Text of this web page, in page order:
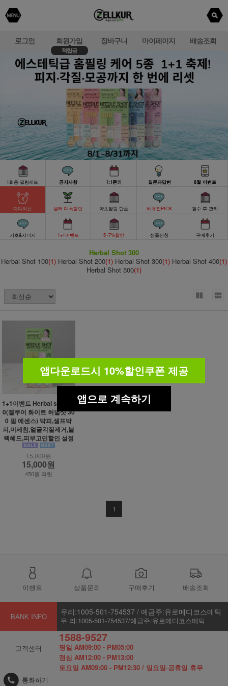
로그인 회원가입
적립금
장바구니 마이페이지 배송조회
1회용 필링세트 공지사항 1:1문의 질문과답변 8월 이벤트
다다익선 셀러 대폭할인 약초필링 단품 배유진PICK 필수 후 관리
기초&시너지 1+1이벤트 5~7%할인 샘플신청 구매후기
Herbal Shot 300
Herbal Shot 100(1) Herbal Shot 200(1) Herbal Shot 300(1) Herbal Shot 400(1)
Herbal Shot 500(1)
1+1이벤트 Herbal shot 30
0(젤쿠어 화이트 허벌샷 30
0 필 에센스) 박피,셀프박
피,미세침,얼굴각질제거,블
랙헤드,피부고민할인 설정
15,000원
15,000원
450원 적립
1
이벤트 상품문의 구매후기 배송조회
BANK INFO 우리:1005-501-754537 / 예금주:유로메디코스메틱
우 리:1005-501-754537/예금주:유로메디코스메틱
고객센터
1588-9527
평일 AM09:00 - PM05:00
점심 AM12:00 - PM13:00
토요일 AM09:00 - PM12:30 / 일요일·공휴일 휴무
통화하기
앱다운로드시 10%할인쿠폰 제공
앱으로 계속하기